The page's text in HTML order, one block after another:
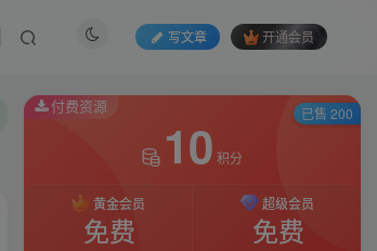
写文章 开通会员
付费资源
10 积分
黄金会员
免费
超级会员
免费
已售 200